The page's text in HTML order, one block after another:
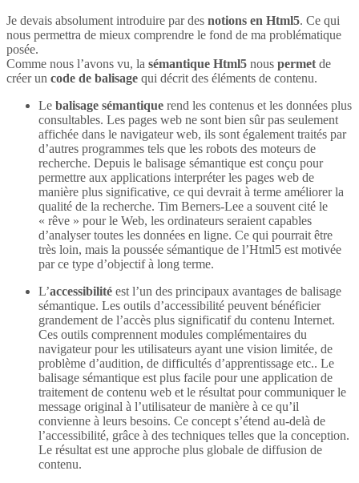
Je devais absolument introduire par des notions en Html5. Ce qui
nous permettra de mieux comprendre le fond de ma problématique
posée.
Comme nous l’avons vu, la sémantique Html5 nous permet de
créer un code de balisage qui décrit des éléments de contenu.
Le balisage sémantique rend les contenus et les données plus
consultables. Les pages web ne sont bien sûr pas seulement
affichée dans le navigateur web, ils sont également traités par
d’autres programmes tels que les robots des moteurs de
recherche. Depuis le balisage sémantique est conçu pour
permettre aux applications interpréter les pages web de
manière plus significative, ce qui devrait à terme améliorer la
qualité de la recherche. Tim Berners-Lee a souvent cité le
« rêve » pour le Web, les ordinateurs seraient capables
d’analyser toutes les données en ligne. Ce qui pourrait être
très loin, mais la poussée sémantique de l’Html5 est motivée
par ce type d’objectif à long terme.
L’accessibilité est l’un des principaux avantages de balisage
sémantique. Les outils d’accessibilité peuvent bénéficier
grandement de l’accès plus significatif du contenu Internet.
Ces outils comprennent modules complémentaires du
navigateur pour les utilisateurs ayant une vision limitée, de
problème d’audition, de difficultés d’apprentissage etc.. Le
balisage sémantique est plus facile pour une application de
traitement de contenu web et le résultat pour communiquer le
message original à l’utilisateur de manière à ce qu’il
convienne à leurs besoins. Ce concept s’étend au-delà de
l’accessibilité, grâce à des techniques telles que la conception.
Le résultat est une approche plus globale de diffusion de
contenu.